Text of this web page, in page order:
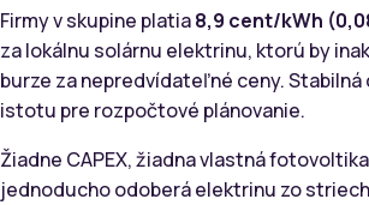
Firmy v skupine platia8,9 cent/kWh
za lokálnu solárnu elektrinu, ktorú by
burze za nepredvídateľné ceny. Stabilná
istotu pre rozpočtové plánovanie.
Žiadne CAPEX, žiadna vlastná
jednoducho odoberá elektrinu zo